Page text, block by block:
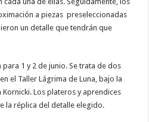
a piezas preseleccionadas
un detalle que tendrán que
1 y 2 de junio. Se trata de dos
el Taller Lágrima de Luna, bajo la
Los plateros y aprendices
la réplica del detalle elegido.